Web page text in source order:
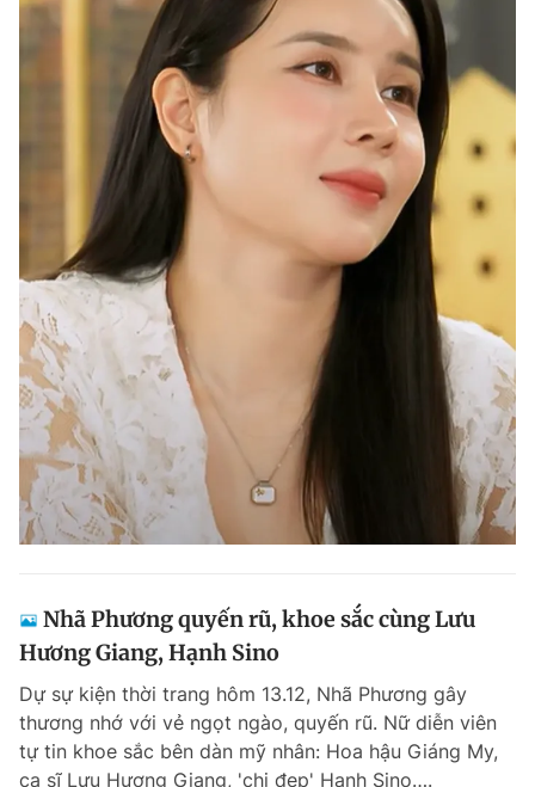
Nhã Phương quyến rũ, khoe sắc cùng Lưu
Hương Giang, Hạnh Sino
Dự sự kiện thời trang hôm 13.12, Nhã Phương gây
thương nhớ với vẻ ngọt ngào, quyến rũ. Nữ diễn viên
tự tin khoe sắc bên dàn mỹ nhân: Hoa hậu Giáng My,
ca sĩ Lưu Hương Giang, 'chị đẹp' Hạnh Sino….